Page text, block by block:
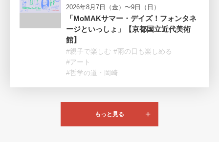
2026年8月7日（金）〜9日（日）
「MoMAKサマー・デイズ！フォンタネ
ージといっしょ」【京都国立近代美術
館】
#親子で楽しむ #雨の日も楽しめる
#アート
#哲学の道・岡崎
もっと見る